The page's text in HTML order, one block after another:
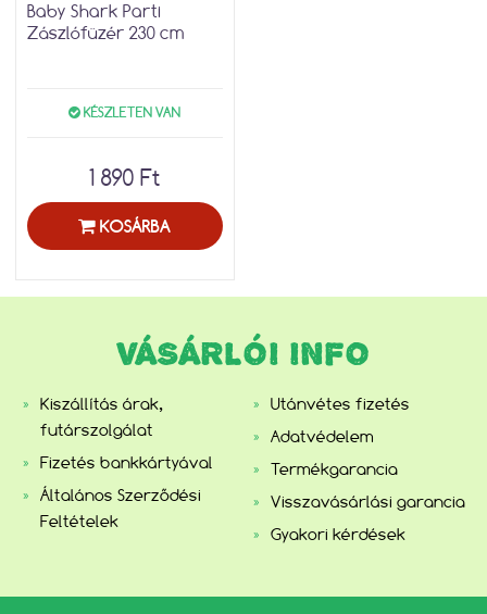
Baby Shark Parti
Zászlófüzér 230 cm
KÉSZLETEN VAN
1 890 Ft
KOSÁRBA
VÁSÁRLÓI INFO
Kiszállítás árak,
futárszolgálat
Fizetés bankkártyával
Általános Szerződési
Feltételek
Utánvétes fizetés
Adatvédelem
Termékgarancia
Visszavásárlási garancia
Gyakori kérdések